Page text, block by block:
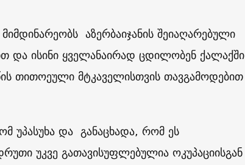
აზერბაიჯანის შეიაღარებული
და ისინი ყველანაირად ცდილობენ ქალაქში
თითოეული მტკაველისთვის თავგამოდებით
უპასუხა და განაცხადა, რომ ეს
უკვე გათავისუფლებულია ოკუპაციისგან